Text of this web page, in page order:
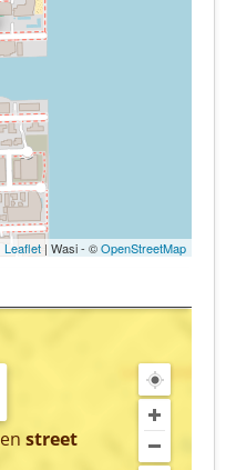
Leaflet | Wasi - ©OpenStreetMap
en street